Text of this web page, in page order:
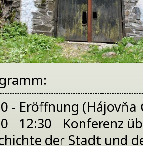
- Eröffnung
- 12:30 - Konferenz
der Stadt und